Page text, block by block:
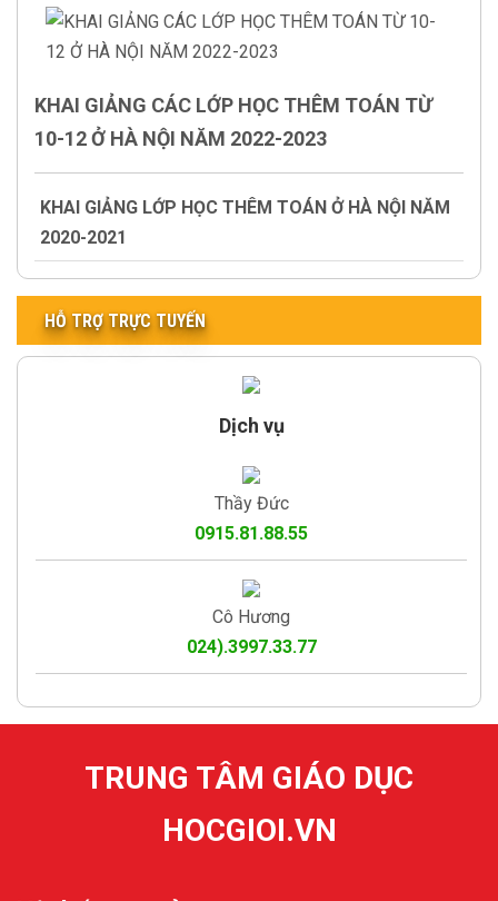
KHAI GIẢNG CÁC LỚP HỌC THÊM TOÁN TỪ
10-12 Ở HÀ NỘI NĂM 2022-2023
KHAI GIẢNG LỚP HỌC THÊM TOÁN Ở HÀ NỘI NĂM
2020-2021
HỖ TRỢ TRỰC TUYẾN
Dịch vụ
Thầy Đức
0915.81.88.55
Cô Hương
024).3997.33.77
TRUNG TÂM GIÁO DỤC
HOCGIOI.VN